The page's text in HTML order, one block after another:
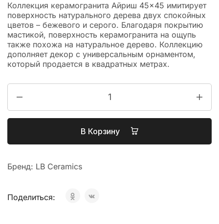
Коллекция керамогранита Айриш 45×45 имитирует
поверхность натурального дерева двух спокойных
цветов – бежевого и серого. Благодаря покрытию
мастикой, поверхность керамогранита на ощупь
также похожа на натуральное дерево. Коллекцию
дополняет декор с универсальным орнаментом,
который продается в квадратных метрах.
В Корзину
Бренд: LB Ceramics
Поделиться: